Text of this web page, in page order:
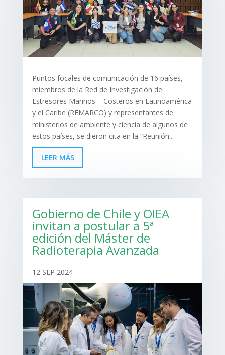
Puntos focales de comunicación de 16 países,
miembros de la Red de Investigación de
Estresores Marinos – Costeros en Latinoamérica
y el Caribe (REMARCO) y representantes de
ministerios de ambiente y ciencia de algunos de
estos países, se dieron cita en la “Reunión...
LEER MÁS
Gobierno de Chile y OIEA
invitan a postular a 5ª
edición del Máster de
Radioterapia Avanzada
12 SEP 2024